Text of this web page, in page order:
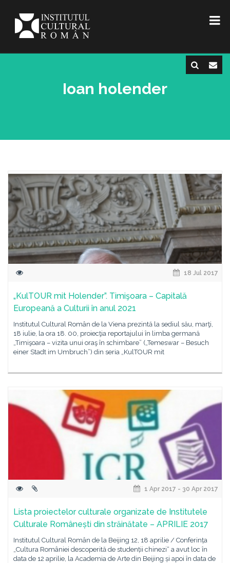
Ioan holender
18 Jul 2017
„KulTOUR mit Holender”. Timişoara – Capitală
Europeană a Culturii în anul 2021
Institutul Cultural Român de la Viena prezintă la sediul său, marţi,
18 iulie, la ora 18. 00, proiecţia reportajului în limba germană
„Timişoara – vizita unui oraş în schimbare” („Temeswar – Besuch
einer Stadt im Umbruch”) din seria „KulTOUR mit
1 Apr 2017 - 30 Apr 2017
Lista proiectelor culturale organizate de Institutele
Culturale Românești din străinătate – APRILIE 2017
Institutul Cultural Român de la Beijing 12, 18 aprilie / Conferința
„Cultura României descoperită de studenții chinezi“ a avut loc în
data de 12 aprilie, la Academia de Arte din Beijing și apoi în data de